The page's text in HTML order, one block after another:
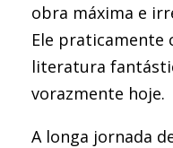
obra máxima e
Ele praticamente
literatura
vorazmente hoje.
A longa jornada